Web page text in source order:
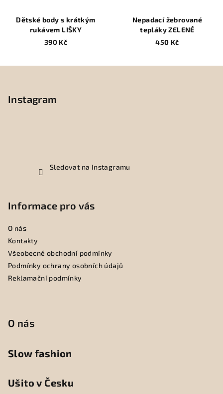
Dětské body s krátkým
rukávem LIŠKY
390 Kč
Nepadací žebrované
tepláky ZELENÉ
450 Kč
Instagram
Sledovat na Instagramu
Informace pro vás
O nás
Kontakty
Všeobecné obchodní podmínky
Podmínky ochrany osobních údajů
Reklamační podmínky
O nás
Slow fashion
Ušito v Česku